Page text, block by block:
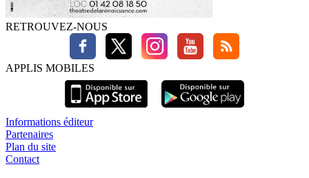
RETROUVEZ-NOUS
APPLIS MOBILES
Informations éditeur
Partenaires
Plan du site
Contact